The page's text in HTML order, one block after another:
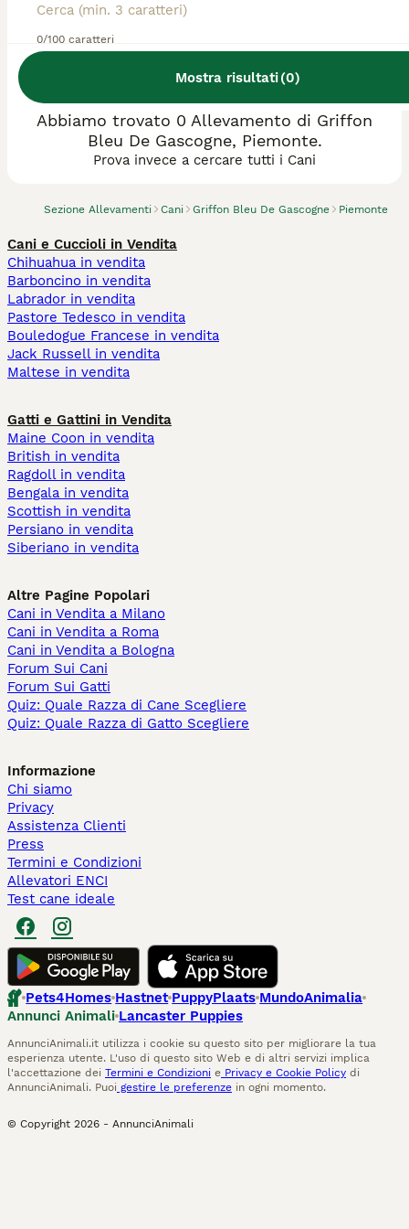
0/100 caratteri
Mostra risultati(0)
Sezione Allevamenti Cani Griffon Bleu De Gascogne Piemonte
Abbiamo trovato 0 Allevamento di Griffon
Bleu De Gascogne, Piemonte.
Prova invece a cercare tutti i Cani
Cani e Cuccioli in Vendita
Chihuahua in vendita
Barboncino in vendita
Labrador in vendita
Pastore Tedesco in vendita
Bouledogue Francese in vendita
Jack Russell in vendita
Maltese in vendita
Gatti e Gattini in Vendita
Maine Coon in vendita
British in vendita
Ragdoll in vendita
Bengala in vendita
Scottish in vendita
Persiano in vendita
Siberiano in vendita
Altre Pagine Popolari
Cani in Vendita a Milano
Cani in Vendita a Roma
Cani in Vendita a Bologna
Forum Sui Cani
Forum Sui Gatti
Quiz: Quale Razza di Cane Scegliere
Quiz: Quale Razza di Gatto Scegliere
Informazione
Chi siamo
Privacy
Assistenza Clienti
Press
Termini e Condizioni
Allevatori ENCI
Test cane ideale
Pets4Homes Hastnet PuppyPlaats MundoAnimalia
Annunci Animali Lancaster Puppies
AnnunciAnimali.it utilizza i cookie su questo sito per migliorare la tua
esperienza utente. L'uso di questo sito Web e di altri servizi implica
l'accettazione dei Termini e Condizioni e Privacy e Cookie Policy di
AnnunciAnimali. Puoi gestire le preferenze in ogni momento.
© Copyright 2026 - AnnunciAnimali